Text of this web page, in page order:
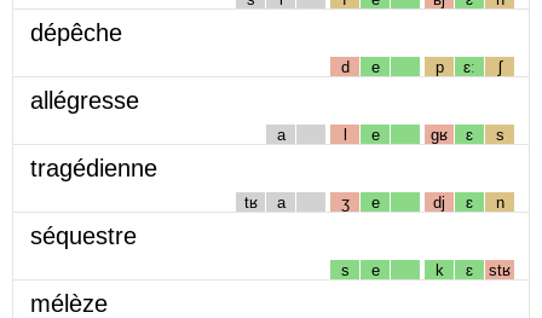
dépêche
d e p ɛː ʃ
allégresse
a l e gʁ ɛ s
tragédienne
tʁ a ʒ e dj ɛ n
séquestre
s e k ɛ stʁ
mélèze